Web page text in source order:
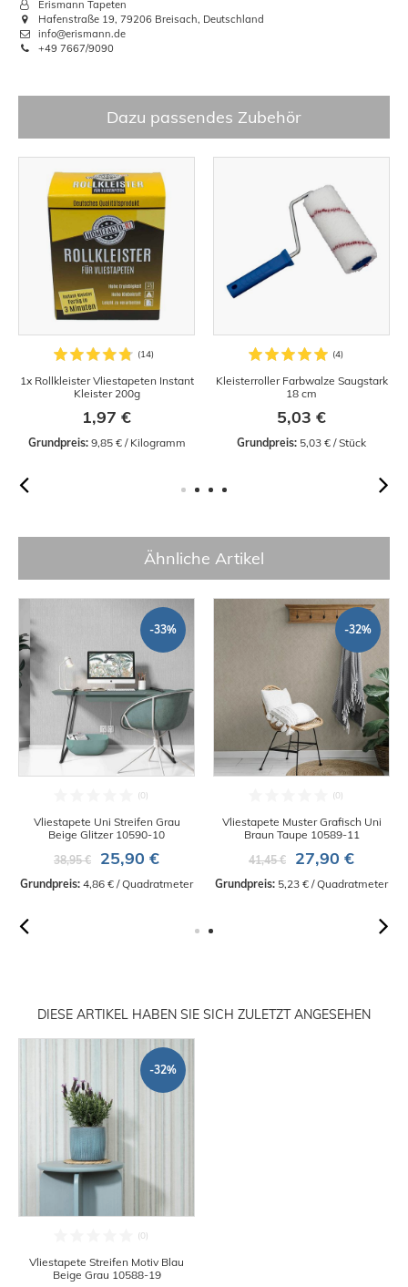
Erismann Tapeten
Hafenstraße 19, 79206 Breisach, Deutschland
info@erismann.de
+49 7667/9090
Dazu passendes Zubehör
1x Rollkleister Vliestapeten Instant
Kleister 200g
1,97 €
Grundpreis: 9,85 € / Kilogramm
Kleisterroller Farbwalze Saugstark
18 cm
5,03 €
Grundpreis: 5,03 € / Stück
Ähnliche Artikel
-33%
Vliestapete Uni Streifen Grau
Beige Glitzer 10590-10
38,95 €
25,90 €
Grundpreis: 4,86 € / Quadratmeter
-32%
Vliestapete Muster Grafisch Uni
Braun Taupe 10589-11
41,45 €
27,90 €
Grundpreis: 5,23 € / Quadratmeter
DIESE ARTIKEL HABEN SIE SICH ZULETZT ANGESEHEN
-32%
Vliestapete Streifen Motiv Blau
Beige Grau 10588-19